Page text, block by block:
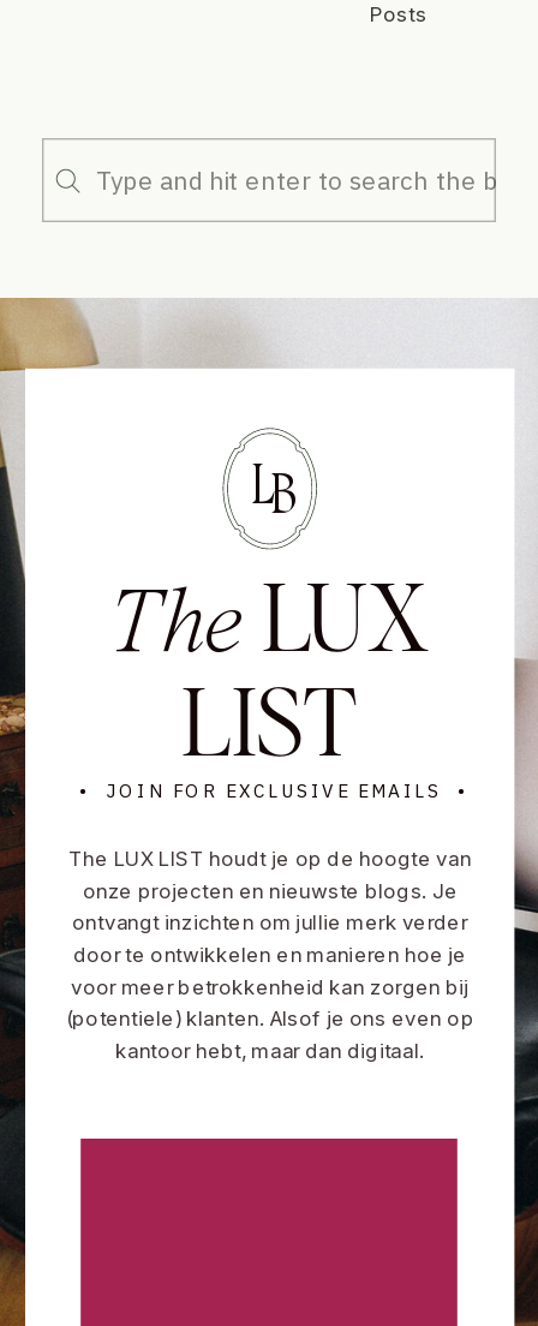
Posts
Search
for:
The LUX
LIST
• JOIN FOR EXCLUSIVE EMAILS •
The LUX LIST houdt je op de hoogte van
onze projecten en nieuwste blogs. Je
ontvangt inzichten om jullie merk verder
door te ontwikkelen en manieren hoe je
voor meer betrokkenheid kan zorgen bij
(potentiele) klanten. Alsof je ons even op
kantoor hebt, maar dan digitaal.
LB